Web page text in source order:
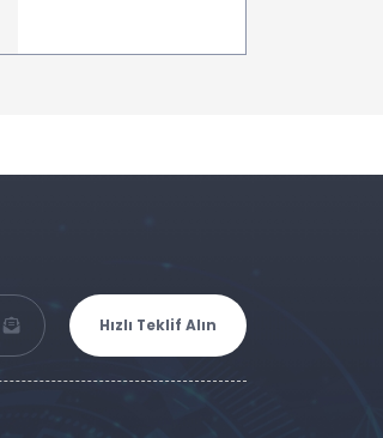
Hızlı Teklif Alın